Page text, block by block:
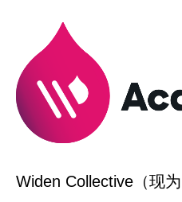
Widen Collective（现为